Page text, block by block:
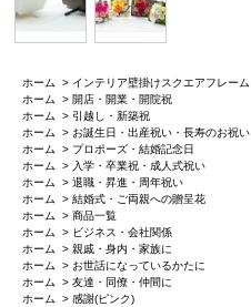
ホーム > インテリア壁掛けスクエアフレーム
ホーム
> 開店・開業・開院祝
ホーム
> 引越し・新築祝
ホーム
> お誕生日・出産祝い・長寿のお祝い
ホーム
> プロポーズ・結婚記念日
ホーム
> 入学・卒業祝・成人式祝い
ホーム
> 退職・昇進・周年祝い
ホーム
> 結婚式・ご両親への贈呈花
ホーム
> 商品一覧
ホーム
> ビジネス・会社関係
ホーム
> 親戚・身内・家族に
ホーム
> お世話になっているかたに
ホーム
> 友達・同僚・仲間に
ホーム
> 感謝(ピンク)